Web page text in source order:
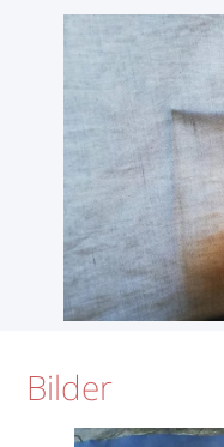
Bilder